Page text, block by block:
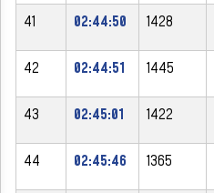
41 02:44:50 1428
42 02:44:51 1445
43 02:45:01 1422
44 02:45:46 1365